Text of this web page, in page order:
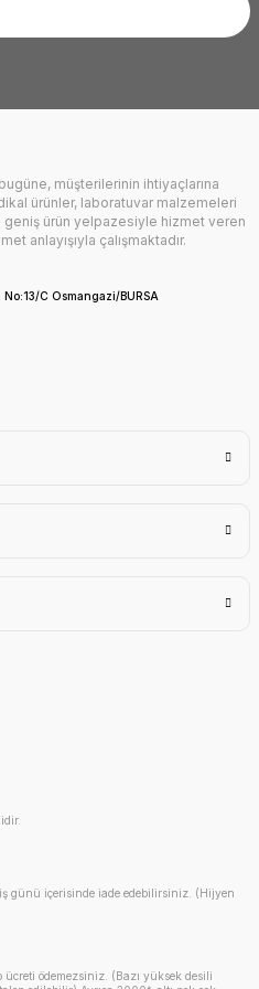
olmalı.
müşterilerinin ihtiyaçlarına
ürünler, laboratuvar malzemeleri
ürün yelpazesiyle hizmet veren
anlayışıyla çalışmaktadır.
C Osmangazi/BURSA
günü içerisinde iade edebilirsiniz. (Hijyen
ödemezsiniz. (Bazı yüksek desili